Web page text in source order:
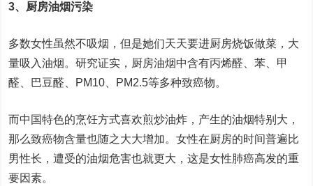
3、厨房油烟污染
多数女性虽然不吸烟，但是她们天天要进厨房烧饭做菜，大
量吸入油烟。研究证实，厨房油烟中含有丙烯醛、苯、甲
醛、巴豆醛、PM10、PM2.5等多种致癌物。
而中国特色的烹饪方式喜欢煎炒油炸，产生的油烟特别大，
那么致癌物含量也随之大大增加。女性在厨房的时间普遍比
男性长，遭受的油烟危害也就更大，这是女性肺癌高发的重
要因素。